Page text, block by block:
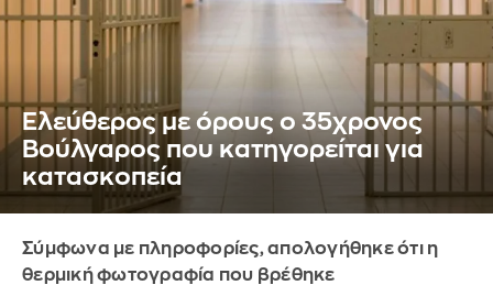
Ελεύθερος με όρους ο 35χρονος
Βούλγαρος που κατηγορείται για
κατασκοπεία
Σύμφωνα με πληροφορίες, απολογήθηκε ότι η
θερμική φωτογραφία που βρέθηκε